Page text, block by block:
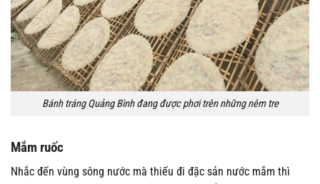
Bánh tráng Quảng Bình đang được phơi trên những nêm tre
Mắm ruốc
Nhắc đến vùng sông nước mà thiếu đi đặc sản nước mắm thì